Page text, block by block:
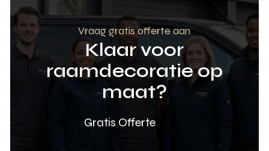
Vraag gratis offerte aan
Klaar voor
raamdecoratie op
maat?
Gratis Offerte